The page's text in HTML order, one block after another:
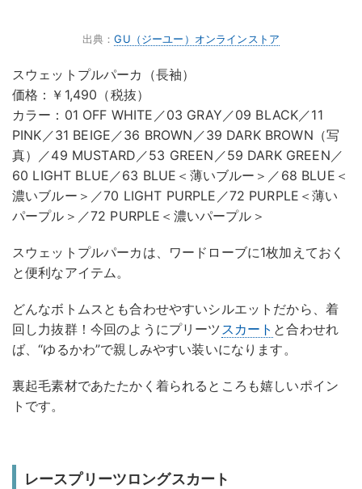
出典：GU（ジーユー）オンラインストア
スウェットプルパーカ（長袖）
価格：￥1,490（税抜）
カラー：01 OFF WHITE／03 GRAY／09 BLACK／11
PINK／31 BEIGE／36 BROWN／39 DARK BROWN（写
真）／49 MUSTARD／53 GREEN／59 DARK GREEN／
60 LIGHT BLUE／63 BLUE＜薄いブルー＞／68 BLUE＜
濃いブルー＞／70 LIGHT PURPLE／72 PURPLE＜薄い
パープル＞／72 PURPLE＜濃いパープル＞
スウェットプルパーカは、ワードローブに1枚加えておく
と便利なアイテム。
どんなボトムスとも合わせやすいシルエットだから、着
回し力抜群！今回のようにプリーツスカート と合わせれ
ば、“ゆるかわ”で親しみやすい装いになります。
裏起毛素材であたたかく着られるところも嬉しいポイン
トです。
レースプリーツロングスカート